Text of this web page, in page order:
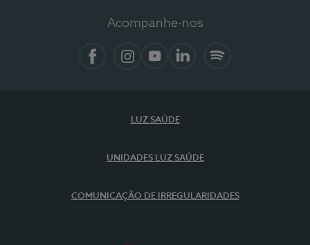
Acompanhe-nos
LUZ SAÚDE
UNIDADES LUZ SAÚDE
COMUNICAÇÃO DE IRREGULARIDADES